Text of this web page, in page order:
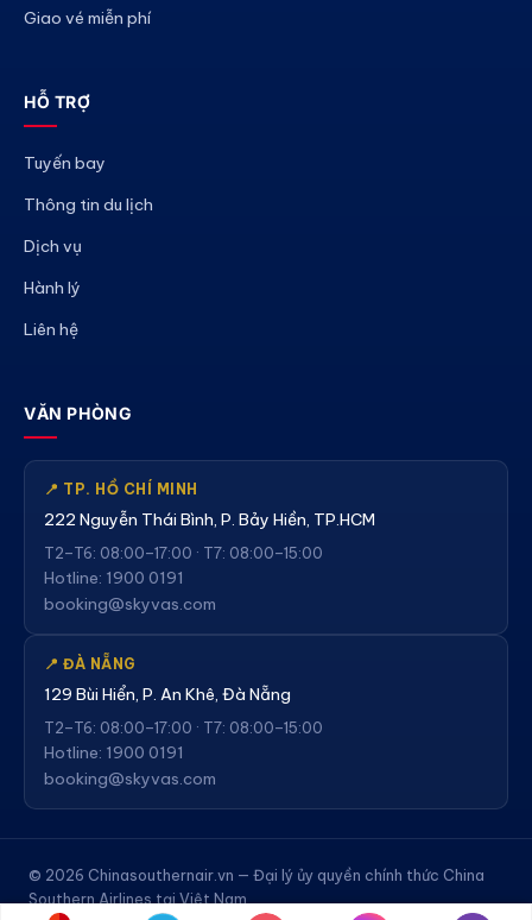
Giao vé miễn phí
HỖ TRỢ
Tuyến bay
Thông tin du lịch
Dịch vụ
Hành lý
Liên hệ
VĂN PHÒNG
📍 TP. HỒ CHÍ MINH
222 Nguyễn Thái Bình, P. Bảy Hiền, TP.HCM
T2–T6: 08:00–17:00 · T7: 08:00–15:00
Hotline: 1900 0191
booking@skyvas.com
📍 ĐÀ NẴNG
129 Bùi Hiển, P. An Khê, Đà Nẵng
T2–T6: 08:00–17:00 · T7: 08:00–15:00
Hotline: 1900 0191
booking@skyvas.com
© 2026 Chinasouthernair.vn — Đại lý ủy quyền chính thức China
Southern Airlines tại Việt Nam.